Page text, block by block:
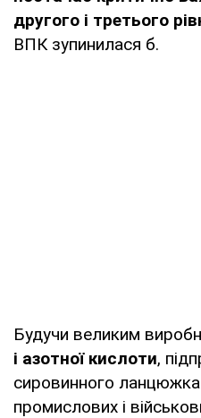
другого і третього
ВПК зупинилася б.
Будучи великим
і азотної кислоти,
сировинного
промислових і